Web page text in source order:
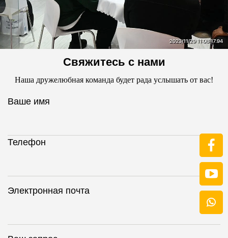
Свяжитесь с нами
Наша дружелюбная команда будет рада услышать от вас!
Ваше имя
Телефон
Электронная почта